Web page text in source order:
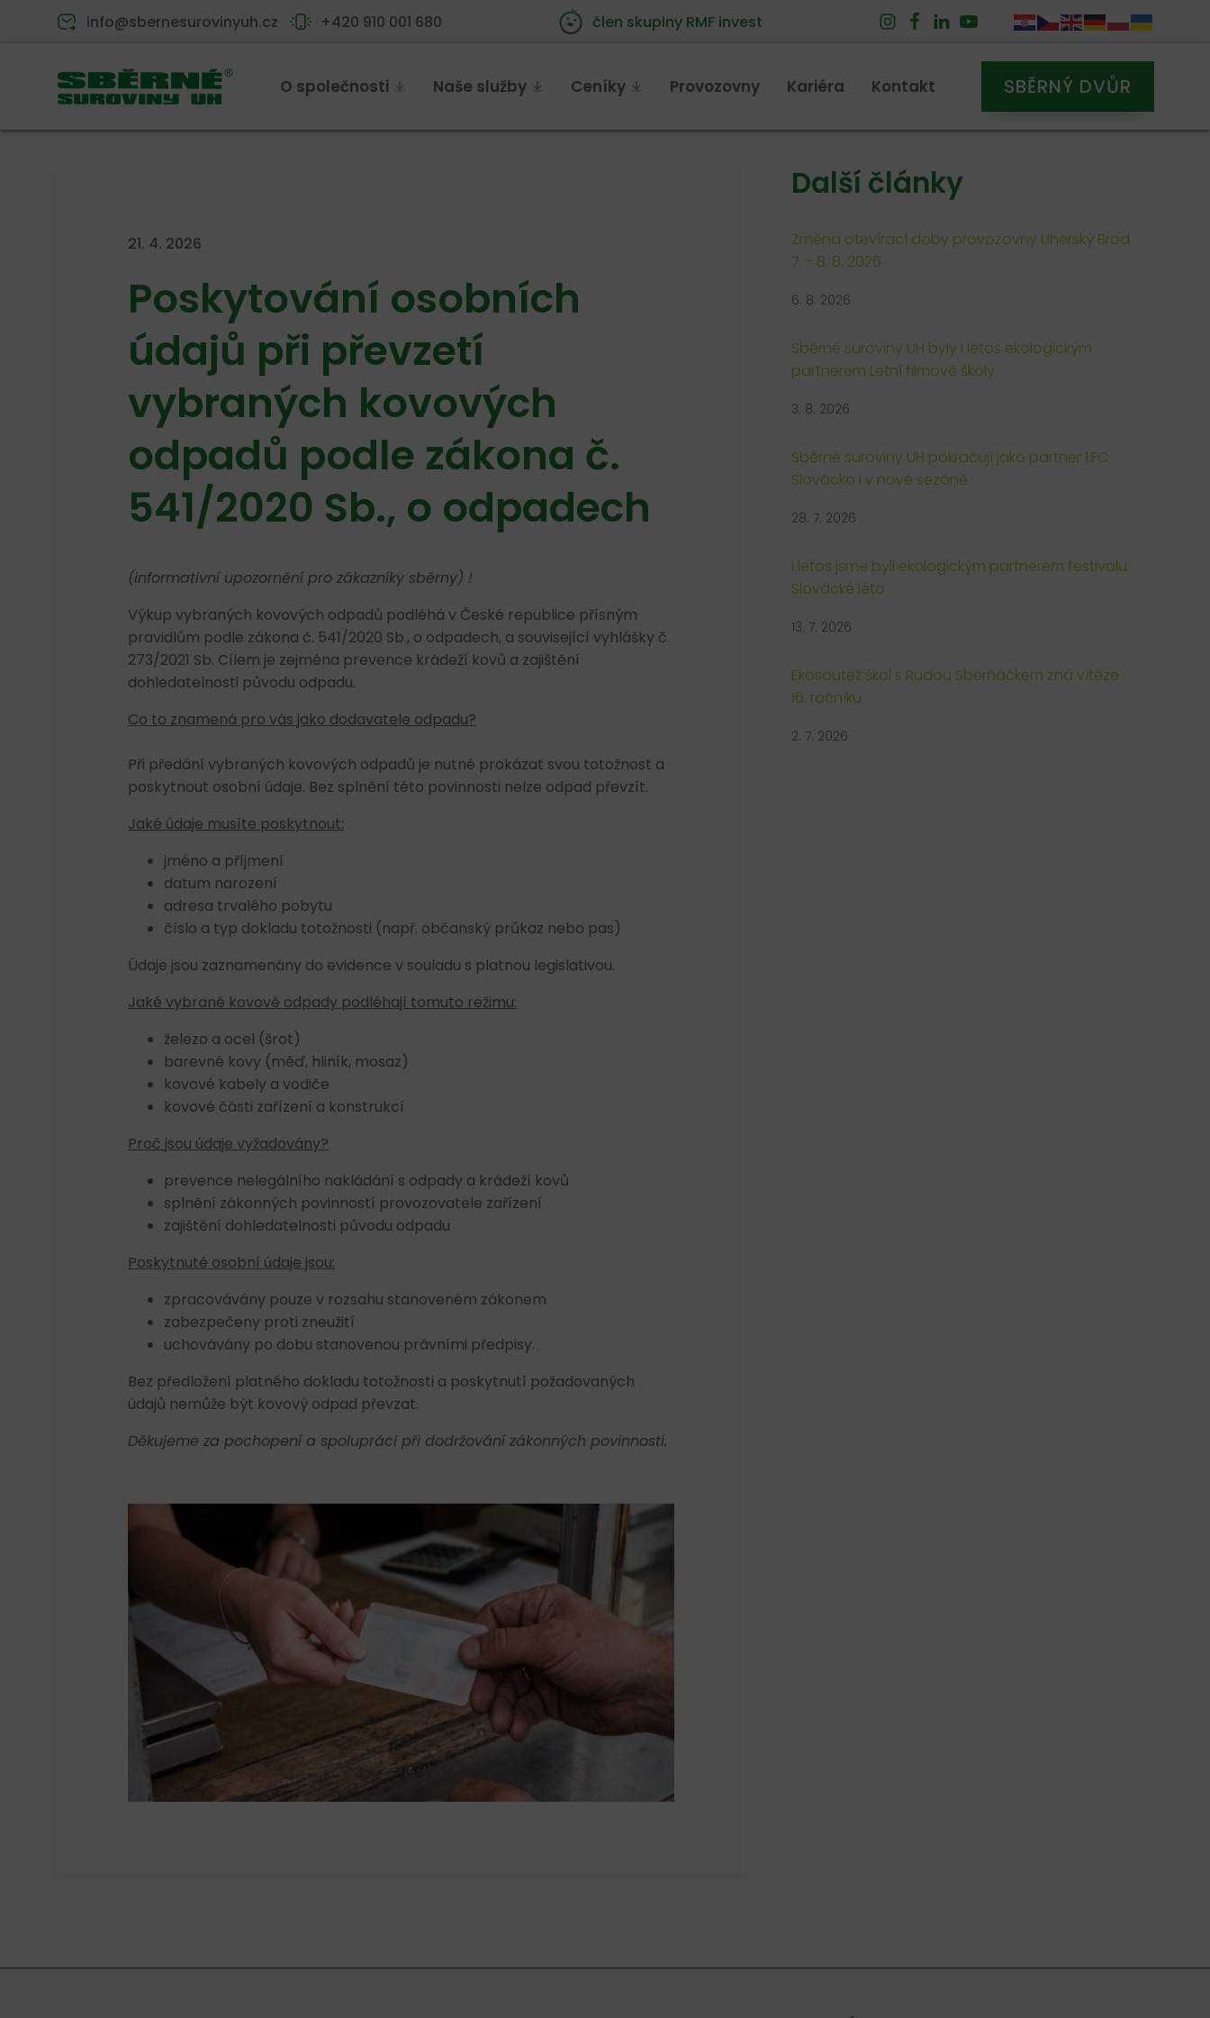
info@sbernesurovinyuh.cz +420 910 001 680 člen skupiny RMF invest
O společnosti Naše služby Ceníky Provozovny Kariéra Kontakt SBĚRNÝ DVŮR
21. 4. 2026
Poskytování osobních
údajů při převzetí
vybraných kovových
odpadů podle zákona č.
541/2020 Sb., o odpadech
(informativní upozornění pro zákazníky sběrny) !
Výkup vybraných kovových odpadů podléhá v České republice přísným
pravidlům podle zákona č. 541/2020 Sb., o odpadech, a související vyhlášky č.
273/2021 Sb. Cílem je zejména prevence krádeží kovů a zajištění
dohledatelnosti původu odpadu.
Co to znamená pro vás jako dodavatele odpadu?
Při předání vybraných kovových odpadů je nutné prokázat svou totožnost a
poskytnout osobní údaje. Bez splnění této povinnosti nelze odpad převzít.
Jaké údaje musíte poskytnout:
jméno a příjmení
datum narození
adresa trvalého pobytu
číslo a typ dokladu totožnosti (např. občanský průkaz nebo pas)
Údaje jsou zaznamenány do evidence v souladu s platnou legislativou.
Jaké vybrané kovové odpady podléhají tomuto režimu:
železo a ocel (šrot)
barevné kovy (měď, hliník, mosaz)
kovové kabely a vodiče
kovové části zařízení a konstrukcí
Proč jsou údaje vyžadovány?
prevence nelegálního nakládání s odpady a krádeží kovů
splnění zákonných povinností provozovatele zařízení
zajištění dohledatelnosti původu odpadu
Poskytnuté osobní údaje jsou:
zpracovávány pouze v rozsahu stanoveném zákonem
zabezpečeny proti zneužití
uchovávány po dobu stanovenou právními předpisy.
Bez předložení platného dokladu totožnosti a poskytnutí požadovaných
údajů nemůže být kovový odpad převzat.
Děkujeme za pochopení a spolupráci při dodržování zákonných povinností.
Další články
Změna otevírací doby provozovny Uherský Brod
7. - 8. 8. 2026
6. 8. 2026
Sběrné suroviny UH byly i letos ekologickým
partnerem Letní filmové školy
3. 8. 2026
Sběrné suroviny UH pokračují jako partner 1.FC
Slovácko i v nové sezóně
28. 7. 2026
I letos jsme byli ekologickým partnerem festivalu
Slovácké léto
13. 7. 2026
Ekosoutěž škol s Rudou Sběrňáčkem zná vítěze
16. ročníku
2. 7. 2026